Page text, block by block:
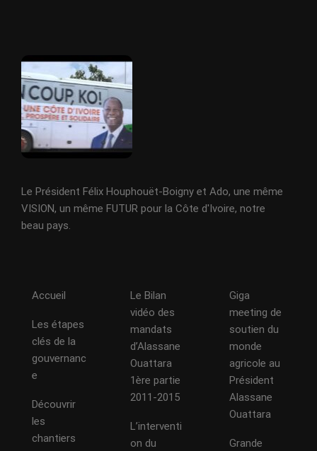
Le Président Félix Houphouët-Boigny et Ado, une même
VISION, un même FUTUR pour la Côte d'Ivoire, notre
beau pays.
Accueil
Les étapes
clés de la
gouvernanc
e
Découvrir
les
chantiers
Le Bilan
vidéo des
mandats
d’Alassane
Ouattara
1ère partie
2011-2015
L’interventi
on du
Giga
meeting de
soutien du
monde
agricole au
Président
Alassane
Ouattara
Grande